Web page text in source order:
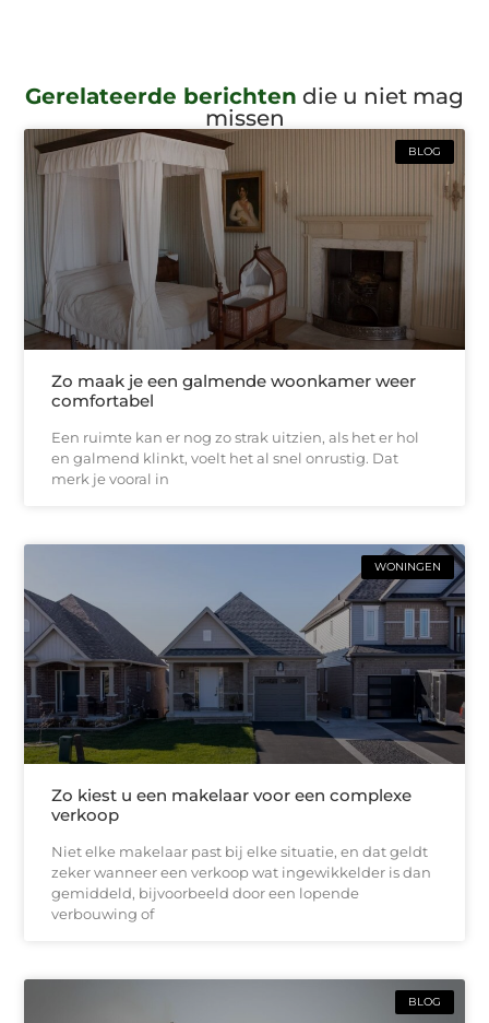
Gerelateerde berichten die u niet mag
missen
BLOG
Zo maak je een galmende woonkamer weer
comfortabel
Een ruimte kan er nog zo strak uitzien, als het er hol
en galmend klinkt, voelt het al snel onrustig. Dat
merk je vooral in
WONINGEN
Zo kiest u een makelaar voor een complexe
verkoop
Niet elke makelaar past bij elke situatie, en dat geldt
zeker wanneer een verkoop wat ingewikkelder is dan
gemiddeld, bijvoorbeeld door een lopende
verbouwing of
BLOG